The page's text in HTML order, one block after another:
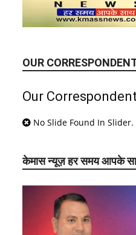
OUR
Our Correspondent
No Slide Found In Slider.
केमास न्यूज़ हर समय आपके